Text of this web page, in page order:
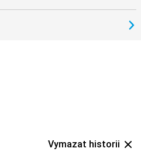
Vymazat historii